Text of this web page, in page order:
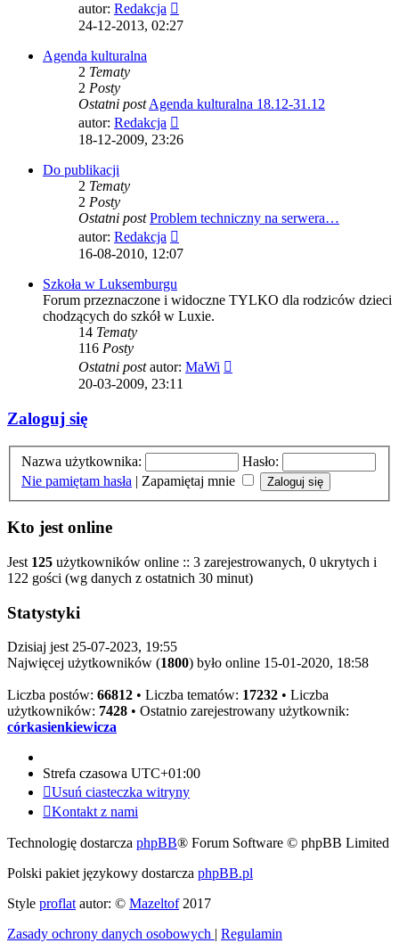
autor: Redakcja
najnowszy
24-12-2013, 02:27
Agenda kulturalna
2 Tematy
2 Posty
Ostatni postAgenda kulturalna 18.12-31.12
autor: Redakcja
najnowszy
18-12-2009, 23:26
Do publikacji
2 Tematy
2 Posty
Ostatni post Problem techniczny na serwera…
autor: Redakcja
najnowszy
16-08-2010, 12:07
Szkoła w Luksemburgu
Forum przeznaczone i widoczne TYLKO dla rodziców dzieci
chodzących do szkół w Luxie.
14 Tematy
116 Posty
Ostatni postautor: MaWi
20-03-2009, 23:11
Zaloguj się
Nazwa użytkownika:
Hasło:
Nie pamiętam hasła | Zapamiętaj mnie
Kto jest online
Jest 125 użytkowników online :: 3 zarejestrowanych, 0 ukrytych i
122 gości (wg danych z ostatnich 30 minut)
Statystyki
Dzisiaj jest 25-07-2023, 19:55
Najwięcej użytkowników (1800) było online 15-01-2020, 18:58
Liczba postów: 66812 • Liczba tematów: 17232 • Liczba
użytkowników: 7428 • Ostatnio zarejestrowany użytkownik:
córkasienkiewicza
Strefa czasowa UTC+01:00
Usuń ciasteczka witryny
Kontakt z nami
Technologię dostarcza phpBB® Forum Software © phpBB Limited
Polski pakiet językowy dostarcza phpBB.pl
Style proflat autor: © Mazeltof2017
Zasady ochrony danych osobowych | Regulamin